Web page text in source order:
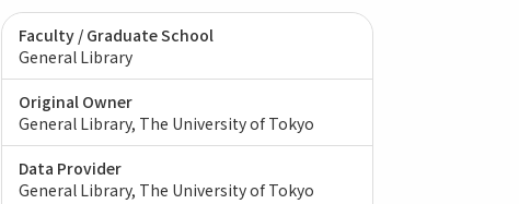
Faculty / Graduate School
General Library
Original Owner
General Library, The University of Tokyo
Data Provider
General Library, The University of Tokyo